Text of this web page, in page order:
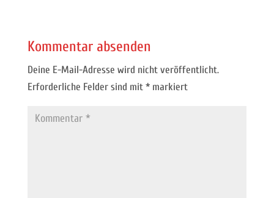
Kommentar absenden
Deine E-Mail-Adresse wird nicht veröffentlicht.
Erforderliche Felder sind mit *markiert